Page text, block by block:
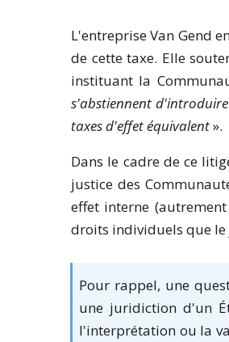
L'entreprise Van Gend
de cette taxe. Elle
instituant la
s'abstiennent
taxes d'effet équivalent».
Dans le cadre de ce
justice des
effet interne
droits individuels que
Pour rappel, une
une juridiction d'un
l'interprétation ou la